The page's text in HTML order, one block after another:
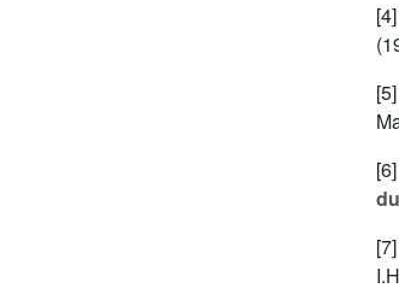
[4]
[5]
[6]
[7]